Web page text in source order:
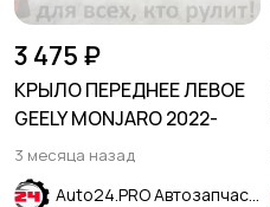
3 475 ₽
КРЫЛО ПЕРЕДНЕЕ ЛЕВОЕ
GEELY MONJARO 2022-
3 месяца назад
Auto24.PRO Автозапчасти